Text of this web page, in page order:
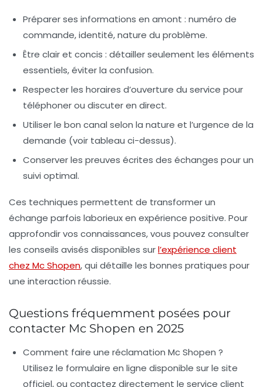
Préparer ses informations en amont : numéro de
commande, identité, nature du problème.
Être clair et concis : détailler seulement les éléments
essentiels, éviter la confusion.
Respecter les horaires d’ouverture du service pour
téléphoner ou discuter en direct.
Utiliser le bon canal selon la nature et l’urgence de la
demande (voir tableau ci-dessus).
Conserver les preuves écrites des échanges pour un
suivi optimal.
Ces techniques permettent de transformer un
échange parfois laborieux en expérience positive. Pour
approfondir vos connaissances, vous pouvez consulter
les conseils avisés disponibles surl’expérience client
chez Mc Shopen, qui détaille les bonnes pratiques pour
une interaction réussie.
Questions fréquemment posées pour
contacter Mc Shopen en 2025
Comment faire une réclamation Mc Shopen ?
Utilisez le formulaire en ligne disponible sur le site
officiel, ou contactez directement le service client